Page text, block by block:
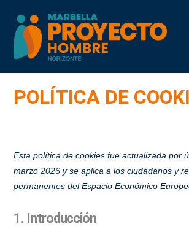
content
POLÍTICA DE
Esta política de cookies fue actualizada por
marzo 2026 y se aplica a los ciudadanos y
permanentes del Espacio Económico
1. Introducción